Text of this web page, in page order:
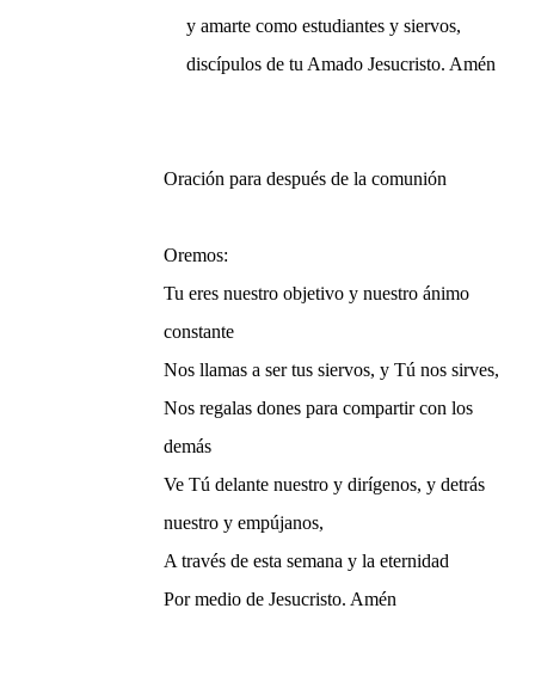
y amarte como estudiantes y siervos,
discípulos de tu Amado Jesucristo. Amén
Oración para después de la comunión
Oremos:
Tu eres nuestro objetivo y nuestro ánimo
constante
Nos llamas a ser tus siervos, y Tú nos sirves,
Nos regalas dones para compartir con los
demás
Ve Tú delante nuestro y dirígenos, y detrás
nuestro y empújanos,
A través de esta semana y la eternidad
Por medio de Jesucristo. Amén